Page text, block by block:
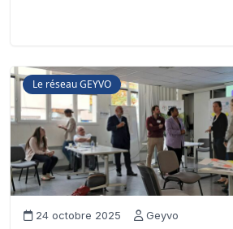
Le réseau GEYVO
24 octobre 2025 Geyvo